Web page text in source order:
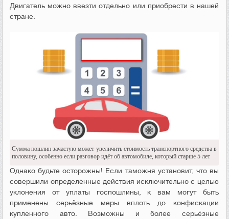
Двигатель можно ввезти отдельно или приобрести в нашей
стране.
Сумма пошлин зачастую может увеличить стоимость транспортного средства в
половину, особенно если разговор идёт об автомобиле, который старше 5 лет
Однако будьте осторожны! Если таможня установит, что вы
совершили определённые действия исключительно с целью
уклонения от уплаты госпошлины, к вам могут быть
применены серьёзные меры вплоть до конфискации
купленного авто. Возможны и более серьёзные